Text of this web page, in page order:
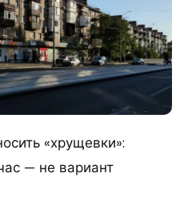
«хрущевки»:
— не вариант